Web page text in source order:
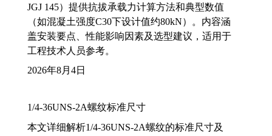
JGJ 145）提供抗拔承载力计算方法和典型数值
（如混凝土强度C30下设计值约80kN）。内容涵
盖安装要点、性能影响因素及选型建议，适用于
工程技术人员参考。
2026年8月4日
1/4-36UNS-2A螺纹标准尺寸
本文详细解析1/4-36UNS-2A螺纹的标准尺寸及